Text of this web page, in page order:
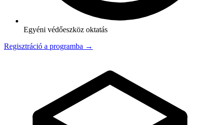
Egyéni védőeszköz oktatás
Regisztráció a programba →